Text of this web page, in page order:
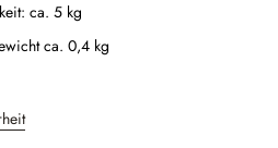
ca. 5 kg
ca. 0,4 kg